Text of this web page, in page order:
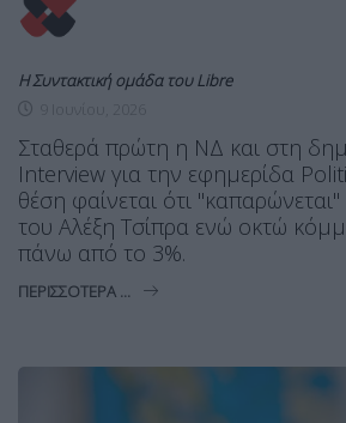
Η Συντακτική ομάδα του Libre
Σταθερά πρώτη η ΝΔ και στη
Interview για την εφημερίδα
θέση φαίνεται ότι
του Αλέξη Τσίπρα ενώ οκτώ
πάνω από το 3%.
ΠΕΡΙΣΣΌΤΕΡΑ ...